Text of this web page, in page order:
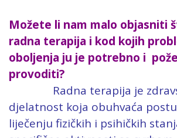
Možete li nam malo objasniti
radna terapija i kod kojih
oboljenja ju je potrebno i
Radna terapija je
djelatnost koja obuhvaća
liječenju fizičkih i psihičkih